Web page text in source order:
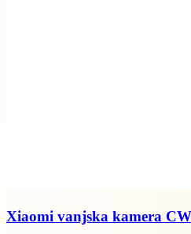
Xiaomi vanjska kamera